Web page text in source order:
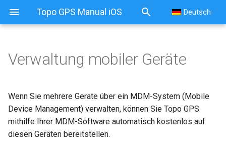
Topo GPS Manual iOS Deutsch
Verwaltung mobiler Geräte
Wenn Sie mehrere Geräte über ein MDM-System (Mobile
Device Management) verwalten, können Sie Topo GPS
mithilfe Ihrer MDM-Software automatisch kostenlos auf
diesen Geräten bereitstellen.